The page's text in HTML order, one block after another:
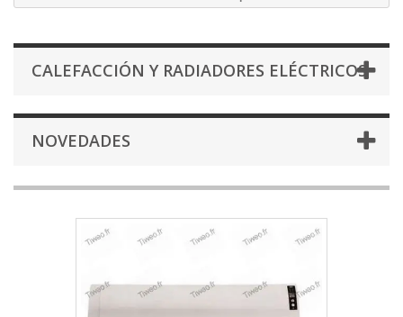
CALEFACCIÓN Y RADIADORES ELÉCTRICOS
NOVEDADES